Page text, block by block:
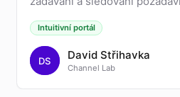
Intuitivní portál
DS David Střihavka
Channel Lab